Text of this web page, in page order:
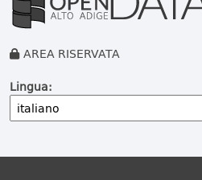
AREA RISERVATA
Lingua